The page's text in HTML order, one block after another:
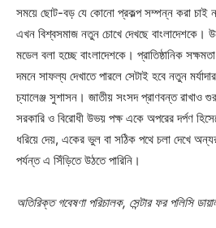
সময়ে ছোট-বড় যে কোনো প্রকল্প সম্পন্ন করা চাই
এখন বিশ্বসমাজ নতুন চোখে দেখছে বাংলাদেশকে।
মডেল বলা হচ্ছে বাংলাদেশকে। প্রাতিষ্ঠানিক
দমনে সাফল্য দেখাতে পারলে সেটাই হবে নতুন
চ্যালেঞ্জ সুশাসন। জাতীয় সংসদ প্রাণবন্ত রাখাও
সরকারি ও বিরোধী উভয় পক্ষ একে অপরের দর্পণ
ধরিয়ে দেয়, একের ভুল বা সঠিক পথে চলা দেখে
পর্যন্ত এ সিঁড়িতে উঠতে পারিনি।
অতিরিক্ত গবেষণা পরিচালক, সেন্টার ফর পলিসি